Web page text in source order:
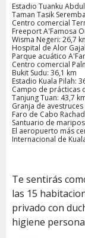
Estadio Tuanku
Taman Tasik
Centro comercial
Freeport A'Famosa
Wisma Negeri: 26,7
Hospital de Alor
Parque acuático
Centro comercial
Bukit Sudu: 36,1 km
Estadio Kuala Pilah:
Campo de prácticas
Tanjung Tuan: 43,7
Granja de
Faro de Cabo
Santuario de
El aeropuerto más
Internacional de
Te sentirás
las 15
privado con
higiene